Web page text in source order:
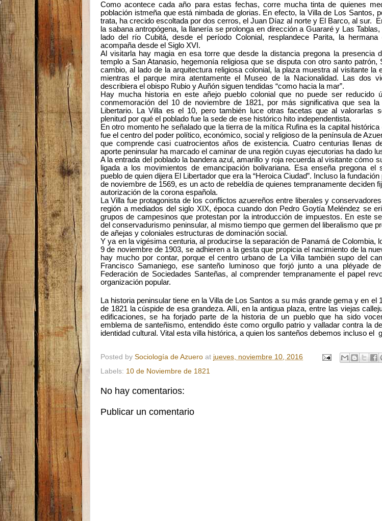
Como acontece cada año para estas fechas, corre mucha tinta de quienes
población istmeña que está nimbada de glorias. En efecto, la Villa de Los Santos,
trata, ha crecido escoltada por dos cerros, el Juan Díaz al norte y El Barco, al sur.
la sabana antropógena, la llanería se prolonga en dirección a Guararé y Las
lado del río Cubitá, desde el período Colonial, resplandece Parita, la hermana
acompaña desde el Siglo XVI.
Al visitarla hay magia en esa torre que desde la distancia pregona la presencia
templo a San Atanasio, hegemonía religiosa que se disputa con otro santo patrón,
cambio, al lado de la arquitectura religiosa colonial, la plaza muestra al visitante la
mientras el parque mira atentamente el Museo de la Nacionalidad. Las dos
describiera el obispo Rubio y Auñón siguen tendidas “como hacia la mar”.
Hay mucha historia en este añejo pueblo colonial que no puede ser reducido
conmemoración del 10 de noviembre de 1821, por más significativa que sea
Libertario. La Villa es el 10, pero también luce otras facetas que al valorarlas
plenitud por qué el poblado fue la sede de ese histórico hito independentista.
En otro momento he señalado que la tierra de la mítica Rufina es la capital
fue el centro del poder político, económico, social y religioso de la península de
que comprende casi cuatrocientos años de existencia. Cuatro centurias llenas
aporte peninsular ha marcado el caminar de una región cuyas ejecutorias ha dado
A la entrada del poblado la bandera azul, amarillo y roja recuerda al visitante cómo
ligada a los movimientos de emancipación bolivariana. Esa enseña pregona el
pueblo de quien dijera El Libertador que era la “Heroica Ciudad”. Incluso la fundación
de noviembre de 1569, es un acto de rebeldía de quienes tempranamente deciden
autorización de la corona española.
La Villa fue protagonista de los conflictos azuereños entre liberales y
región a mediados del siglo XIX, época cuando don Pedro Goytía Meléndez se
grupos de campesinos que protestan por la introducción de impuestos. En este
del conservadurismo peninsular, al mismo tiempo que germen del liberalismo que
de añejas y coloniales estructuras de dominación social.
Y ya en la vigésima centuria, al producirse la separación de Panamá de Colombia,
9 de noviembre de 1903, se adhieren a la gesta que propicia el nacimiento de la
hay mucho por contar, porque el centro urbano de La Villa también supo del
Francisco Samaniego, ese santeño luminoso que forjó junto a una pléyade
Federación de Sociedades Santeñas, al comprender tempranamente el papel
organización popular.
La historia peninsular tiene en la Villa de Los Santos a su más grande gema y en el
de 1821 la cúspide de esa grandeza. Allí, en la antigua plaza, entre las viejas
edificaciones, se ha forjado parte de la historia de un pueblo que ha sido
emblema de santeñismo, entendido éste como orgullo patrio y valladar contra la
identidad cultural. Vital esta villa histórica, a quien los santeños debemos incluso el
Posted by Sociología de Azuero at jueves, noviembre 10, 2016
Labels: 10 de Noviembre de 1821
No hay comentarios:
Publicar un comentario